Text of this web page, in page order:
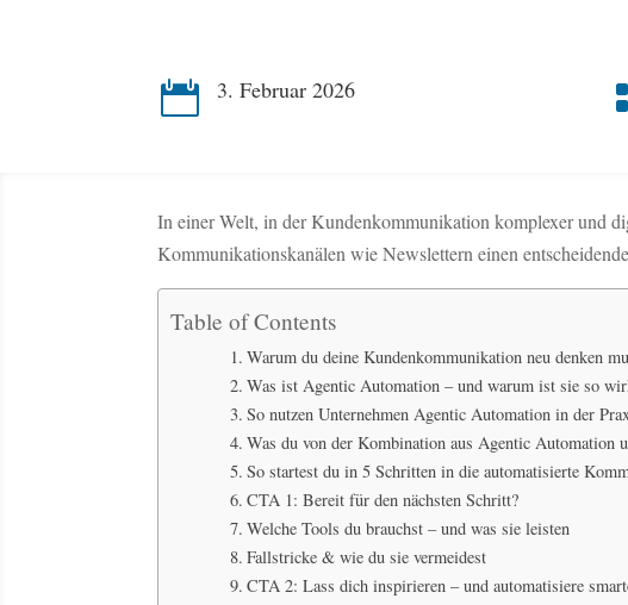
 3. Februar 2026
In einer Welt, in der Kundenkommunikation komplexer und
Kommunikationskanälen wie Newslettern einen
Table of Contents
Warum du deine Kundenkommunikation neu denken
Was ist Agentic Automation – und warum ist sie so
So nutzen Unternehmen Agentic Automation in der
Was du von der Kombination aus Agentic Automation
So startest du in 5 Schritten in die automatisierte
CTA 1: Bereit für den nächsten Schritt?
Welche Tools du brauchst – und was sie leisten
Fallstricke & wie du sie vermeidest
CTA 2: Lass dich inspirieren – und automatisiere